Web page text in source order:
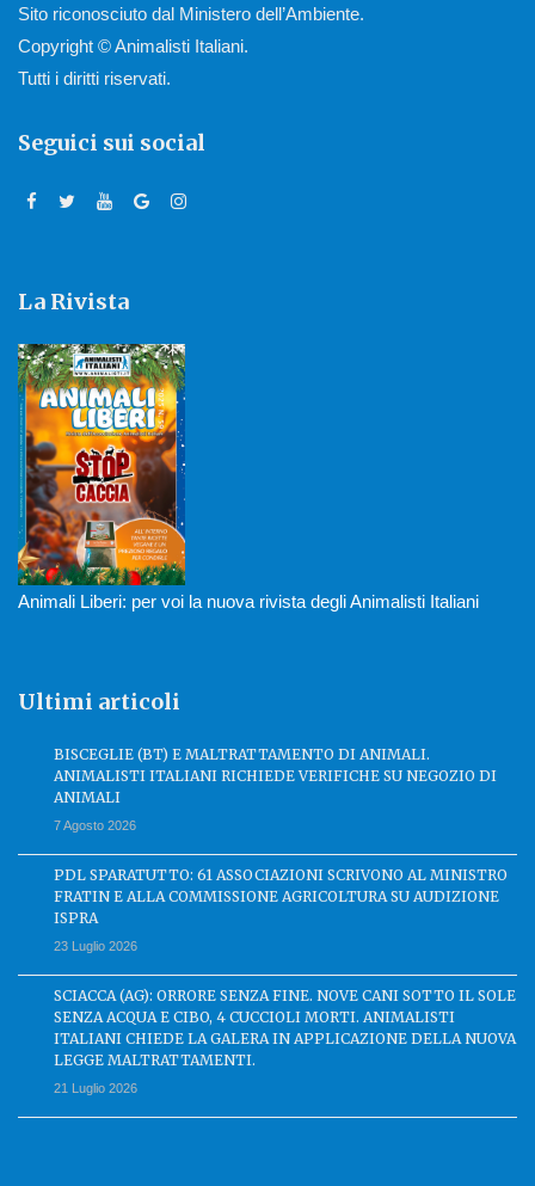
Sito riconosciuto dal Ministero dell’Ambiente.
Copyright © Animalisti Italiani.
Tutti i diritti riservati.
Seguici sui social
La Rivista
Animali Liberi: per voi la nuova rivista degli Animalisti Italiani
Ultimi articoli
BISCEGLIE (BT) E MALTRATTAMENTO DI ANIMALI.
ANIMALISTI ITALIANI RICHIEDE VERIFICHE SU NEGOZIO DI
ANIMALI
7 Agosto 2026
PDL SPARATUTTO: 61 ASSOCIAZIONI SCRIVONO AL MINISTRO
FRATIN E ALLA COMMISSIONE AGRICOLTURA SU AUDIZIONE
ISPRA
23 Luglio 2026
SCIACCA (AG): ORRORE SENZA FINE. NOVE CANI SOTTO IL SOLE
SENZA ACQUA E CIBO, 4 CUCCIOLI MORTI. ANIMALISTI
ITALIANI CHIEDE LA GALERA IN APPLICAZIONE DELLA NUOVA
LEGGE MALTRATTAMENTI.
21 Luglio 2026